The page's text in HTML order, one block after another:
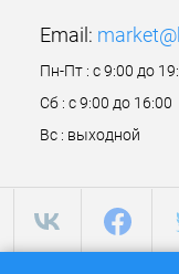
Email:
Пн-Пт : с 9:00 до
Сб : с 9:00 до 16:00
Вс : выходной